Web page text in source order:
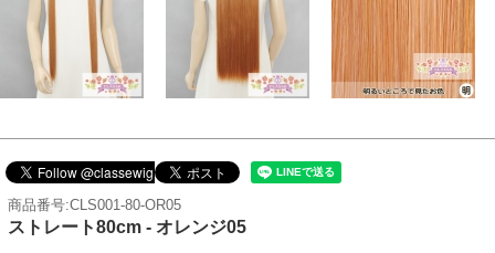
商品番号:CLS001-80-OR05
ストレート80cm - オレンジ05